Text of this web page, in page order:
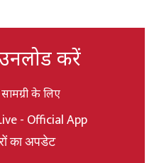
करें
के लिए
- Official App
का अपडेट